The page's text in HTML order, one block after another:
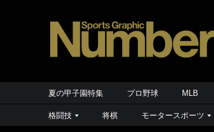
夏の甲子園特集 プロ野球 MLB
格闘技 将棋 モータースポーツ